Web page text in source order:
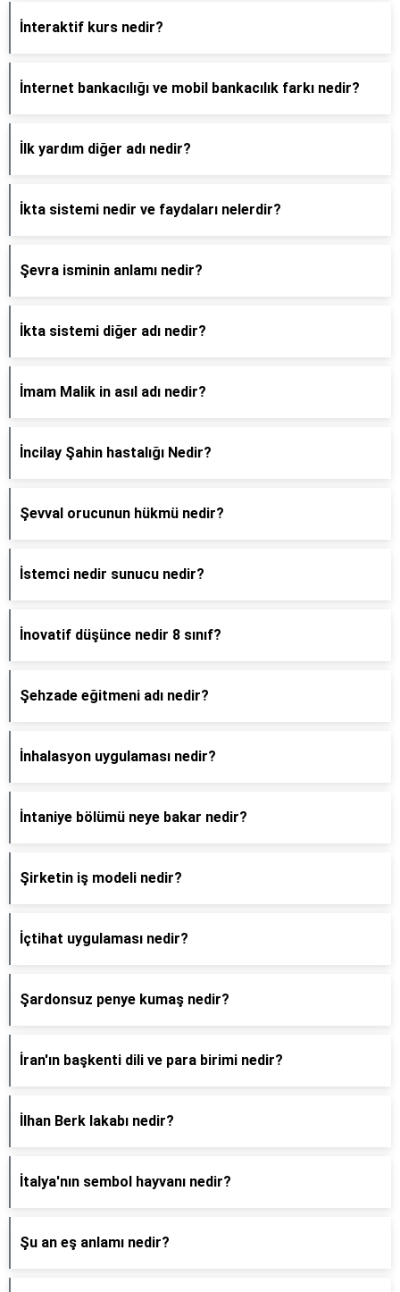
İnteraktif kurs nedir?
İnternet bankacılığı ve mobil bankacılık farkı nedir?
İlk yardım diğer adı nedir?
İkta sistemi nedir ve faydaları nelerdir?
Şevra isminin anlamı nedir?
İkta sistemi diğer adı nedir?
İmam Malik in asıl adı nedir?
İncilay Şahin hastalığı Nedir?
Şevval orucunun hükmü nedir?
İstemci nedir sunucu nedir?
İnovatif düşünce nedir 8 sınıf?
Şehzade eğitmeni adı nedir?
İnhalasyon uygulaması nedir?
İntaniye bölümü neye bakar nedir?
Şirketin iş modeli nedir?
İçtihat uygulaması nedir?
Şardonsuz penye kumaş nedir?
İran'ın başkenti dili ve para birimi nedir?
İlhan Berk lakabı nedir?
İtalya'nın sembol hayvanı nedir?
Şu an eş anlamı nedir?